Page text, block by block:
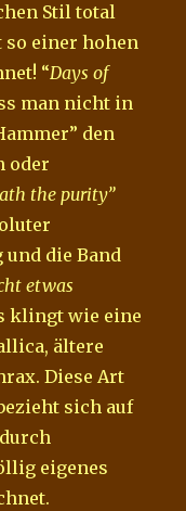
Stil total
so einer hohen
“Days of
man nicht in
den
oder
the purity”
und die Band
etwas
klingt wie eine
ältere
Diese Art
sich auf
eigenes